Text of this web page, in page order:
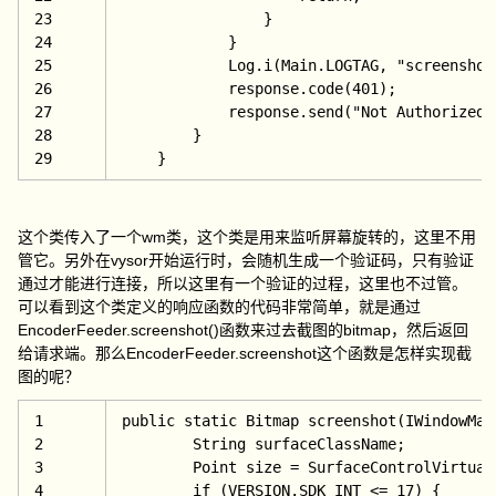
23
24
25
26
27
28
29
                }
            }
            Log.i(Main.LOGTAG,
            response.code(
401);
            response.send(
"Not
        }
    }
这个类传入了一个wm类，这个类是用来监听屏幕旋转的，这里不用
管它。另外在vysor开始运行时，会随机生成一个验证码，只有验证
通过才能进行连接，所以这里有一个验证的过程，这里也不过管。
可以看到这个类定义的响应函数的代码非常简单，就是通过
EncoderFeeder.screenshot()函数来过去截图的bitmap，然后返回
给请求端。那么EncoderFeeder.screenshot这个函数是怎样实现截
图的呢？
1
2
3
4
public static Bitmap screenshot
        String surfaceClassName;
Point size =
if (VERSION.SDK_INT <= 17) {